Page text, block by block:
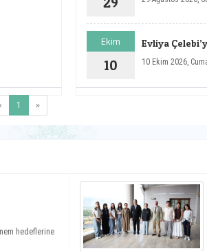
1 (current)
»
Ekim
10
Evliya
10 Ekim 2026,
hedeflerine